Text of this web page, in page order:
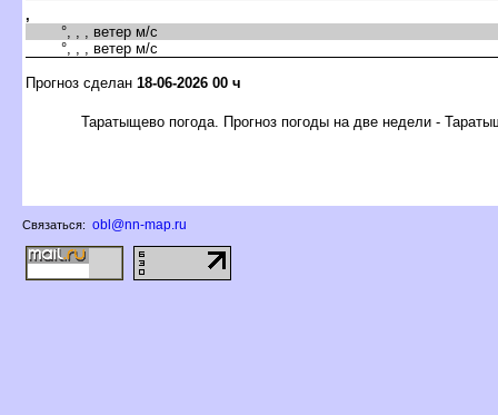
,
°, , , ветер м/с
°, , , ветер м/с
Прогноз сделан 18-06-2026 00 ч
Таратыщево погода. Прогноз погоды на две недели -
Связаться: obl@nn-map.ru